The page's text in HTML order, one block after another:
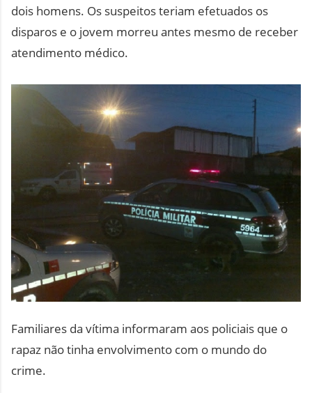
dois homens. Os suspeitos teriam efetuados os
disparos e o jovem morreu antes mesmo de receber
atendimento médico.
Familiares da vítima informaram aos policiais que o
rapaz não tinha envolvimento com o mundo do
crime.